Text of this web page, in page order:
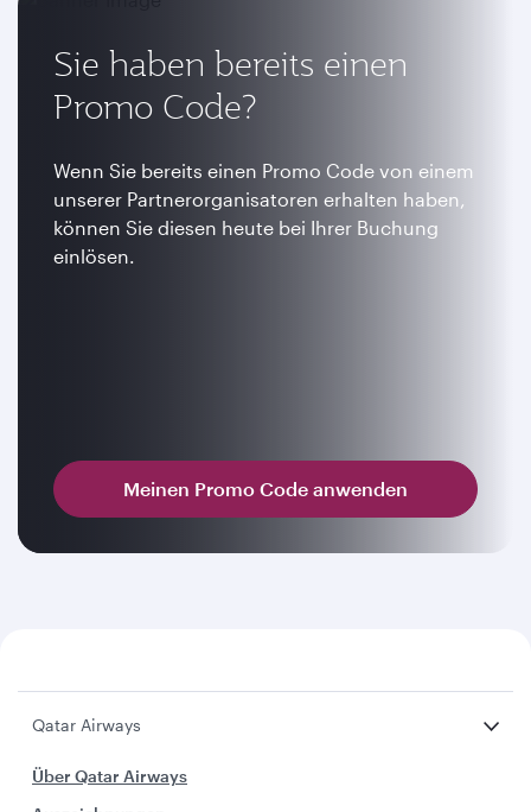
Sie haben bereits einen
Promo Code?
Wenn Sie bereits einen Promo Code von einem
unserer Partnerorganisatoren erhalten haben,
können Sie diesen heute bei Ihrer Buchung
einlösen.
Meinen Promo Code anwenden
Qatar Airways
Über Qatar Airways